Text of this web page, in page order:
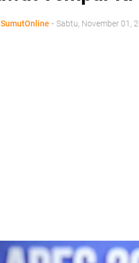
SumutOnline - Sabtu, November 01,